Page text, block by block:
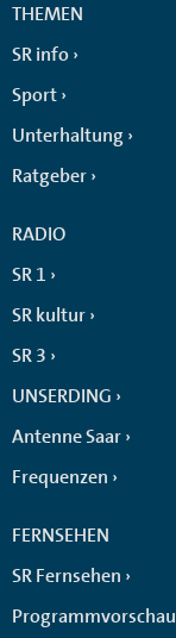
THEMEN
SR info
Sport
Unterhaltung
Ratgeber
RADIO
SR 1
SR kultur
SR 3
UNSERDING
Antenne Saar
Frequenzen
FERNSEHEN
SR Fernsehen
Programmvorschau